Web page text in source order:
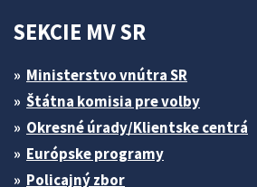
SEKCIE MV SR
Ministerstvo vnútra SR
Štátna komisia pre volby
Okresné úrady/Klientske centrá
Európske programy
Policajný zbor